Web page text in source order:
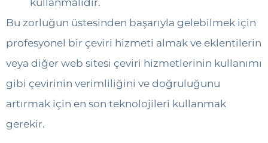
Bu zorluğun üstesinden başarıyla gelebilmek için
profesyonel bir çeviri hizmeti almak ve eklentilerin
veya diğer web sitesi çeviri hizmetlerinin kullanımı
gibi çevirinin verimliliğini ve doğruluğunu
artırmak için en son teknolojileri kullanmak
gerekir.